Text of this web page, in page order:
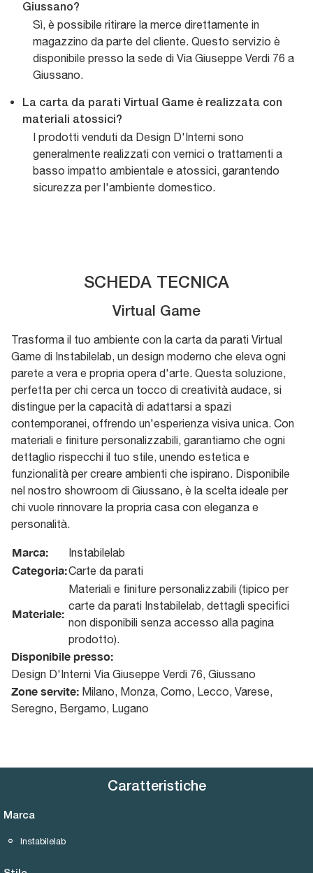
Giussano?
Sì, è possibile ritirare la merce direttamente in
magazzino da parte del cliente. Questo servizio è
disponibile presso la sede di Via Giuseppe Verdi 76 a
Giussano.
La carta da parati Virtual Game è realizzata con
materiali atossici?
I prodotti venduti da Design D'Interni sono
generalmente realizzati con vernici o trattamenti a
basso impatto ambientale e atossici, garantendo
sicurezza per l'ambiente domestico.
SCHEDA TECNICA
Virtual Game
Trasforma il tuo ambiente con la carta da parati Virtual
Game di Instabilelab, un design moderno che eleva ogni
parete a vera e propria opera d'arte. Questa soluzione,
perfetta per chi cerca un tocco di creatività audace, si
distingue per la capacità di adattarsi a spazi
contemporanei, offrendo un'esperienza visiva unica. Con
materiali e finiture personalizzabili, garantiamo che ogni
dettaglio rispecchi il tuo stile, unendo estetica e
funzionalità per creare ambienti che ispirano. Disponibile
nel nostro showroom di Giussano, è la scelta ideale per
chi vuole rinnovare la propria casa con eleganza e
personalità.
Marca: Instabilelab
Categoria:Carte da parati
Materiale:
Materiali e finiture personalizzabili (tipico per
carte da parati Instabilelab, dettagli specifici
non disponibili senza accesso alla pagina
prodotto).
Disponibile presso:
Design D'Interni Via Giuseppe Verdi 76, Giussano
Zone servite: Milano, Monza, Como, Lecco, Varese,
Seregno, Bergamo, Lugano
Caratteristiche
Marca
Instabilelab